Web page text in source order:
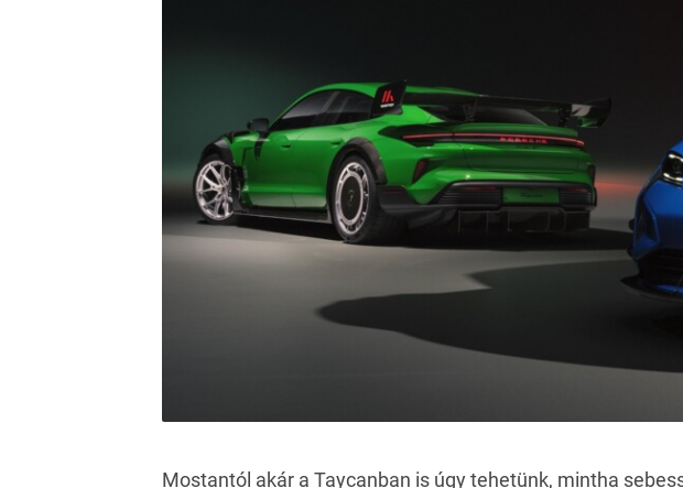
Mostantól akár a Taycanban is úgy tehetünk, mintha